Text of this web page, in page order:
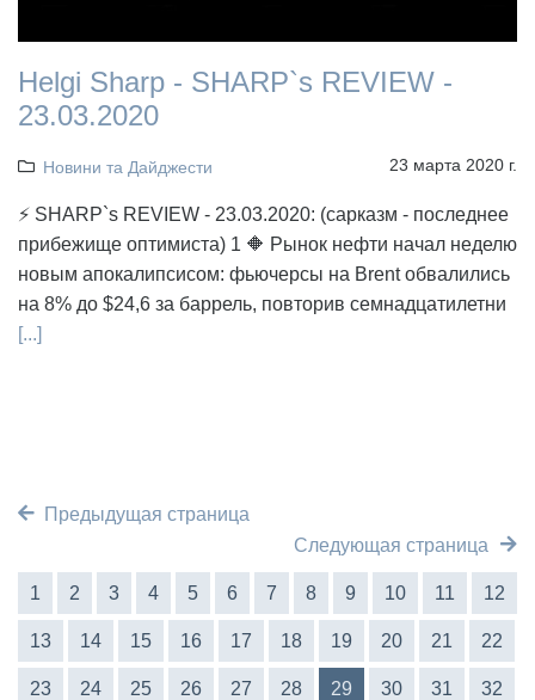
Helgi Sharp - SHARP`s REVIEW -
23.03.2020
Новини та Дайджести 23 марта 2020 г.
⚡ SHARP`s REVIEW - 23.03.2020: (сарказм - последнее
прибежище оптимиста) 1 🔶 Рынок нефти начал неделю
новым апокалипсисом: фьючерсы на Brent обвалились
на 8% до $24,6 за баррель, повторив семнадцатилетни
[...]
Предыдущая страница
Следующая страница
1 2 3 4 5 6 7 8 9 10 11 12
13 14 15 16 17 18 19 20 21 22
23 24 25 26 27 28 29 30 31 32